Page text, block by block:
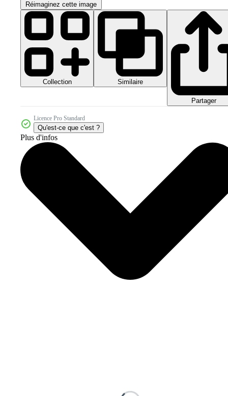
Réimaginez cette image
Collection Similaire
Partager
Licence Pro Standard
Qu'est-ce que c'est ?
Plus d'infos